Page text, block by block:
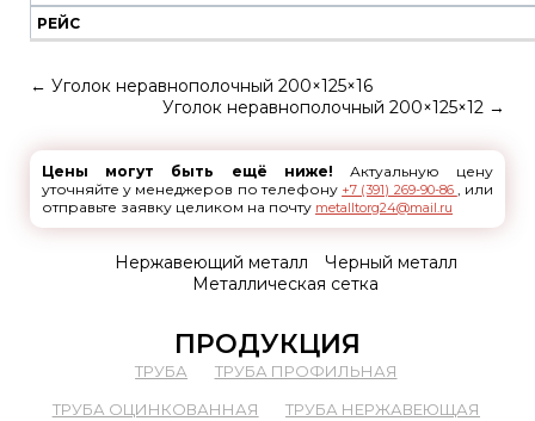
РЕЙС
← Уголок неравнополочный 200×125×16
Уголок неравнополочный 200×125×12 →
Цены могут быть ещё ниже! Актуальную цену
уточняйте у менеджеров по телефону +7 (391) 269-90-86 , или
отправьте заявку целиком на почту metalltorg24@mail.ru
Нержавеющий металл
Черный металл
Металлическая сетка
ПРОДУКЦИЯ
ТРУБА
ТРУБА ПРОФИЛЬНАЯ
ТРУБА ОЦИНКОВАННАЯ
ТРУБА НЕРЖАВЕЮЩАЯ